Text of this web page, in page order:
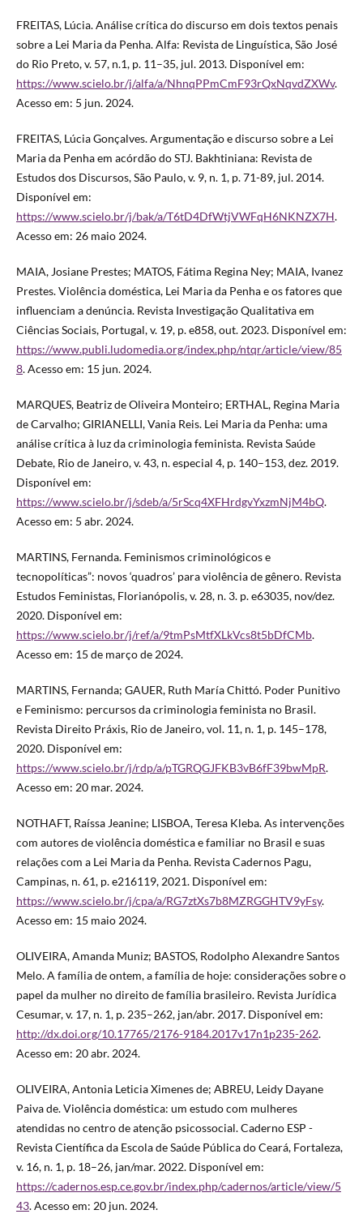
FREITAS, Lúcia. Análise crítica do discurso em dois textos penais
sobre a Lei Maria da Penha. Alfa: Revista de Linguística, São José
do Rio Preto, v. 57, n.1, p. 11–35, jul. 2013. Disponível em:
https://www.scielo.br/j/alfa/a/NhnqPPmCmF93rQxNqvdZXWv.
Acesso em: 5 jun. 2024.
FREITAS, Lúcia Gonçalves. Argumentação e discurso sobre a Lei
Maria da Penha em acórdão do STJ. Bakhtiniana: Revista de
Estudos dos Discursos, São Paulo, v. 9, n. 1, p. 71-89, jul. 2014.
Disponível em:
https://www.scielo.br/j/bak/a/T6tD4DfWtjVWFqH6NKNZX7H.
Acesso em: 26 maio 2024.
MAIA, Josiane Prestes; MATOS, Fátima Regina Ney; MAIA, Ivanez
Prestes. Violência doméstica, Lei Maria da Penha e os fatores que
influenciam a denúncia. Revista Investigação Qualitativa em
Ciências Sociais, Portugal, v. 19, p. e858, out. 2023. Disponível em:
https://www.publi.ludomedia.org/index.php/ntqr/article/view/85
8. Acesso em: 15 jun. 2024.
MARQUES, Beatriz de Oliveira Monteiro; ERTHAL, Regina Maria
de Carvalho; GIRIANELLI, Vania Reis. Lei Maria da Penha: uma
análise crítica à luz da criminologia feminista. Revista Saúde
Debate, Rio de Janeiro, v. 43, n. especial 4, p. 140–153, dez. 2019.
Disponível em:
https://www.scielo.br/j/sdeb/a/5rScq4XFHrdgvYxzmNjM4bQ.
Acesso em: 5 abr. 2024.
MARTINS, Fernanda. Feminismos criminológicos e
tecnopolíticas”: novos ‘quadros’ para violência de gênero. Revista
Estudos Feministas, Florianópolis, v. 28, n. 3. p. e63035, nov/dez.
2020. Disponível em:
https://www.scielo.br/j/ref/a/9tmPsMtfXLkVcs8t5bDfCMb.
Acesso em: 15 de março de 2024.
MARTINS, Fernanda; GAUER, Ruth María Chittó. Poder Punitivo
e Feminismo: percursos da criminologia feminista no Brasil.
Revista Direito Práxis, Rio de Janeiro, vol. 11, n. 1, p. 145–178,
2020. Disponível em:
https://www.scielo.br/j/rdp/a/pTGRQGJFKB3vB6fF39bwMpR.
Acesso em: 20 mar. 2024.
NOTHAFT, Raíssa Jeanine; LISBOA, Teresa Kleba. As intervenções
com autores de violência doméstica e familiar no Brasil e suas
relações com a Lei Maria da Penha. Revista Cadernos Pagu,
Campinas, n. 61, p. e216119, 2021. Disponível em:
https://www.scielo.br/j/cpa/a/RG7ztXs7b8MZRGGHTV9yFsy.
Acesso em: 15 maio 2024.
OLIVEIRA, Amanda Muniz; BASTOS, Rodolpho Alexandre Santos
Melo. A família de ontem, a família de hoje: considerações sobre o
papel da mulher no direito de família brasileiro. Revista Jurídica
Cesumar, v. 17, n. 1, p. 235–262, jan/abr. 2017. Disponível em:
http://dx.doi.org/10.17765/2176-9184.2017v17n1p235-262.
Acesso em: 20 abr. 2024.
OLIVEIRA, Antonia Leticia Ximenes de; ABREU, Leidy Dayane
Paiva de. Violência doméstica: um estudo com mulheres
atendidas no centro de atenção psicossocial. Caderno ESP -
Revista Científica da Escola de Saúde Pública do Ceará, Fortaleza,
v. 16, n. 1, p. 18–26, jan/mar. 2022. Disponível em:
https://cadernos.esp.ce.gov.br/index.php/cadernos/article/view/5
43. Acesso em: 20 jun. 2024.